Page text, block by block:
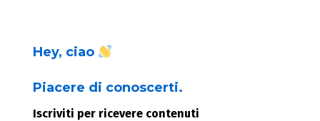
Hey, ciao
Piacere di conoscerti.
Iscriviti per ricevere contenuti